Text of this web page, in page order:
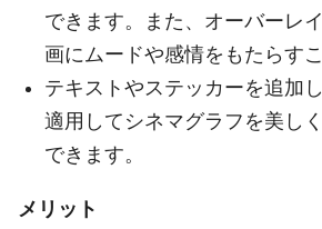
できます。また、オーバーレ
画にムードや感情をもたらす
テキストやステッカーを追加
適用してシネマグラフを美し
できます。
メリット